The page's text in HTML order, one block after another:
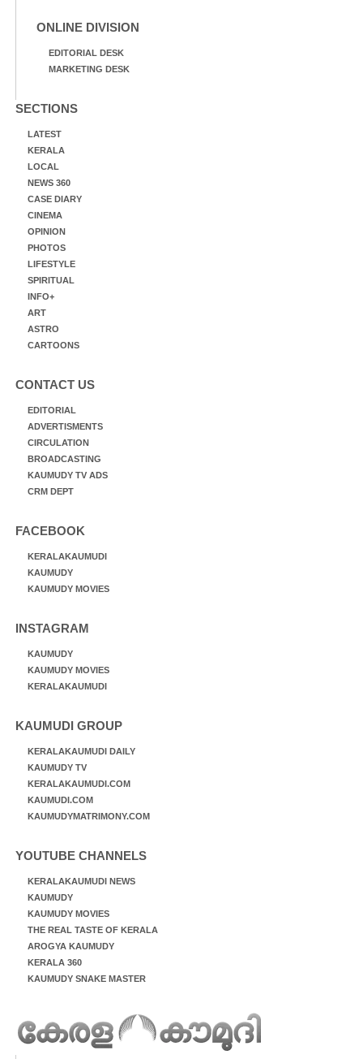
ONLINE DIVISION
EDITORIAL DESK
MARKETING DESK
SECTIONS
LATEST
KERALA
LOCAL
NEWS 360
CASE DIARY
CINEMA
OPINION
PHOTOS
LIFESTYLE
SPIRITUAL
INFO+
ART
ASTRO
CARTOONS
CONTACT US
EDITORIAL
ADVERTISMENTS
CIRCULATION
BROADCASTING
KAUMUDY TV ADS
CRM DEPT
FACEBOOK
KERALAKAUMUDI
KAUMUDY
KAUMUDY MOVIES
INSTAGRAM
KAUMUDY
KAUMUDY MOVIES
KERALAKAUMUDI
KAUMUDI GROUP
KERALAKAUMUDI DAILY
KAUMUDY TV
KERALAKAUMUDI.COM
KAUMUDI.COM
KAUMUDYMATRIMONY.COM
YOUTUBE CHANNELS
KERALAKAUMUDI NEWS
KAUMUDY
KAUMUDY MOVIES
THE REAL TASTE OF KERALA
AROGYA KAUMUDY
KERALA 360
KAUMUDY SNAKE MASTER